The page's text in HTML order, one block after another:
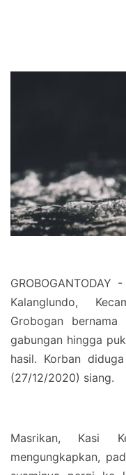
Kalanglundo,
Grobogan
gabungan hingga
hasil. Korban
(27/12/2020) siang.
Masrikan, Kasi
mengungkapkan,